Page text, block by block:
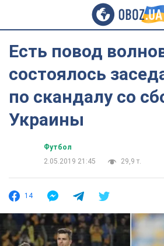
Есть повод
состоялось
по скандалу со
Украины
Футбол
2.05.2019 21:45
29,9 т.
14